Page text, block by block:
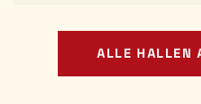
ALLE HALLEN